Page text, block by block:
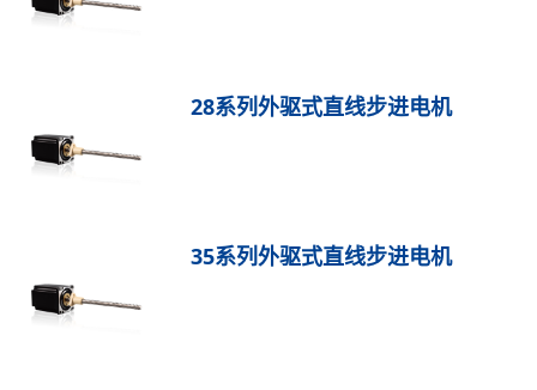
28系列外驱式直线步进电机
35系列外驱式直线步进电机